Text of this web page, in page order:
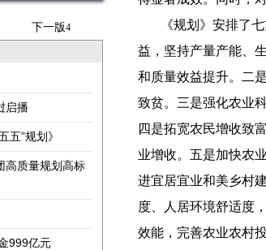
下一版4
启播
五”规划》
高质量规划高标
999亿元
《规划》安排了
益，坚持产量产能、
和质量效益提升。二
致贫。三是强化农业
四是拓宽农民增收致
业增收。五是加快农
进宜居宜业和美乡村
度、人居环境舒适度
效能，完善农业农村